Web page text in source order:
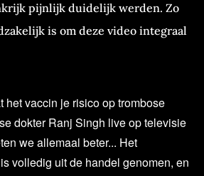
pijnlijk duidelijk werden. Zo
is om deze video integraal
het vaccin je risico op trombose
dokter Ranj Singh live op televisie
we allemaal beter... Het
volledig uit de handel genomen, en